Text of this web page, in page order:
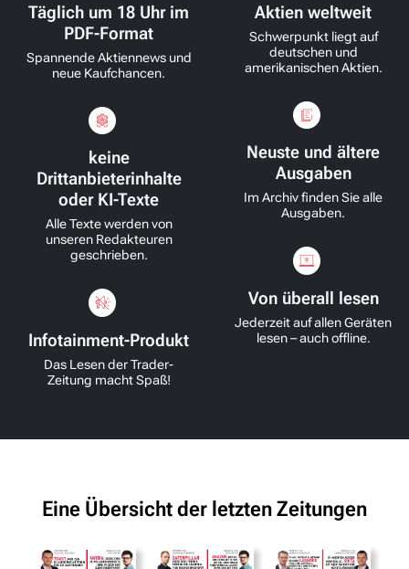
Täglich um 18 Uhr im
PDF-Format
Spannende Aktiennews und
neue Kaufchancen.
keine
Drittanbieterinhalte
oder KI-Texte
Alle Texte werden von
unseren Redakteuren
geschrieben.
Infotainment-Produkt
Das Lesen der Trader-
Zeitung macht Spaß!
Aktien weltweit
Schwerpunkt liegt auf
deutschen und
amerikanischen Aktien.
Neuste und ältere
Ausgaben
Im Archiv finden Sie alle
Ausgaben.
Von überall lesen
Jederzeit auf allen Geräten
lesen – auch offline.
Eine Übersicht der letzten Zeitungen